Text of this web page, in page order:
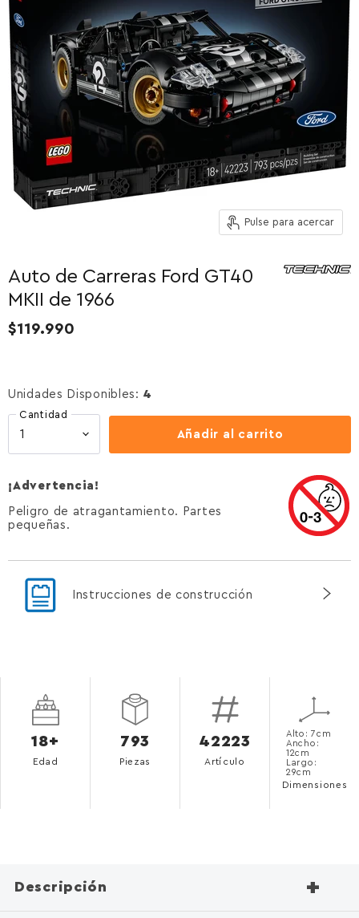
Pulse para acercar
Auto de Carreras Ford GT40
MKII de 1966
$119.990
Unidades Disponibles: 4
Cantidad
Añadir al carrito
¡Advertencia!
Peligro de atragantamiento. Partes
pequeñas.
Instrucciones de construcción
18+
Edad
793
Piezas
42223
Artículo
Alto: 7cm
Ancho:
12cm
Largo:
29cm
Dimensiones
Descripción +